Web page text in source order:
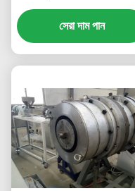
মেকিং মেশিন
সেরা দাম পান